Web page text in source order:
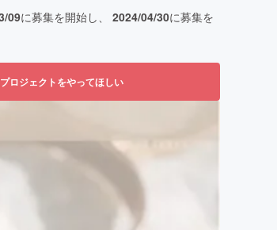
09に募集を開始し、 2024/04/30に募集を
ロジェクトをやってほしい